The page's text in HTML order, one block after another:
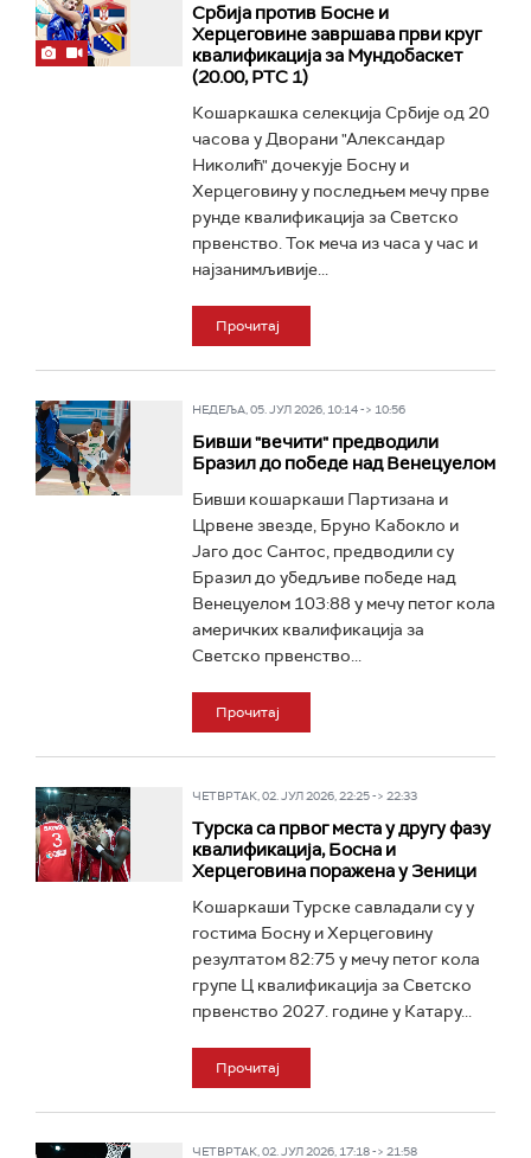
Србија против Босне и
Херцеговине завршава први круг
квалификација за Мундобаскет
(20.00, РТС 1)
Кошаркашка селекција Србије од 20
часова у Дворани "Александар
Николић" дочекује Босну и
Херцеговину у последњем мечу прве
рунде квалификација за Светско
првенство. Ток меча из часа у час и
најзанимљивије...
Прочитај
НЕДЕЉА, 05. ЈУЛ 2026, 10:14 -> 10:56
Бивши "вечити" предводили
Бразил до победе над Венецуелом
Бивши кошаркаши Партизана и
Црвене звезде, Бруно Кабокло и
Јаго дос Сантос, предводили су
Бразил до убедљиве победе над
Венецуелом 103:88 у мечу петог кола
америчких квалификација за
Светско првенство...
Прочитај
ЧЕТВРТАК, 02. ЈУЛ 2026, 22:25 -> 22:33
Турска са првог места у другу фазу
квалификација, Босна и
Херцеговина поражена у Зеници
Кошаркаши Турске савладали су у
гостима Босну и Херцеговину
резултатом 82:75 у мечу петог кола
групе Ц квалификација за Светско
првенство 2027. године у Катару...
Прочитај
ЧЕТВРТАК, 02. ЈУЛ 2026, 17:18 -> 21:58